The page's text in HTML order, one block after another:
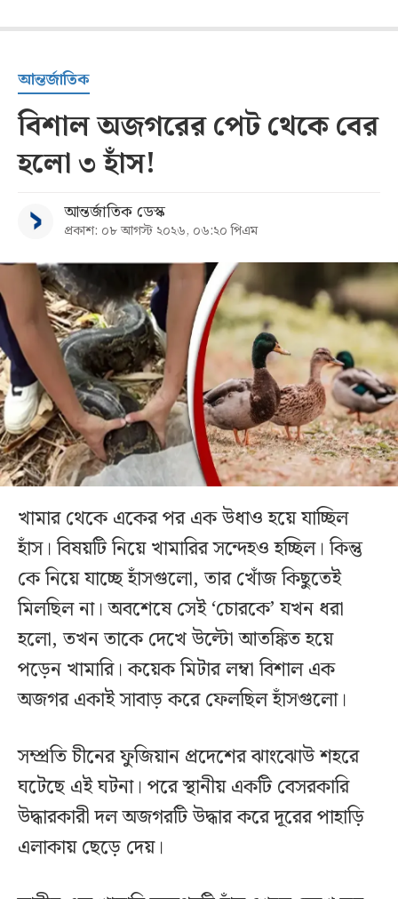
আন্তর্জাতিক
বিশাল অজগরের পেট থেকে বের
হলো ৩ হাঁস!
আন্তর্জাতিক ডেস্ক
প্রকাশ: ০৮ আগস্ট ২০২৬, ০৬:২০ পিএম
খামার থেকে একের পর এক উধাও হয়ে যাচ্ছিল
হাঁস। বিষয়টি নিয়ে খামারির সন্দেহও হচ্ছিল। কিন্তু
কে নিয়ে যাচ্ছে হাঁসগুলো, তার খোঁজ কিছুতেই
মিলছিল না। অবশেষে সেই ‘চোরকে’ যখন ধরা
হলো, তখন তাকে দেখে উল্টো আতঙ্কিত হয়ে
পড়েন খামারি। কয়েক মিটার লম্বা বিশাল এক
অজগর একাই সাবাড় করে ফেলছিল হাঁসগুলো।
সম্প্রতি চীনের ফুজিয়ান প্রদেশের ঝাংঝোউ শহরে
ঘটেছে এই ঘটনা। পরে স্থানীয় একটি বেসরকারি
উদ্ধারকারী দল অজগরটি উদ্ধার করে দূরের পাহাড়ি
এলাকায় ছেড়ে দেয়।